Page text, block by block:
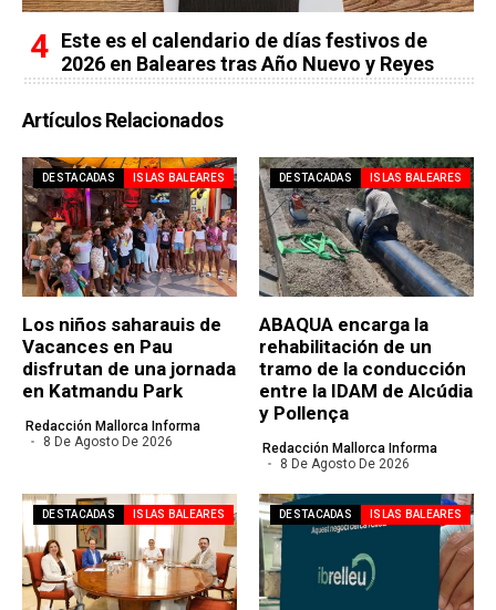
Este es el calendario de días festivos de
2026 en Baleares tras Año Nuevo y Reyes
Artículos Relacionados
DESTACADAS ISLAS BALEARES
Los niños saharauis de
Vacances en Pau
disfrutan de una jornada
en Katmandu Park
Redacción Mallorca Informa
8 De Agosto De 2026
DESTACADAS ISLAS BALEARES
ABAQUA encarga la
rehabilitación de un
tramo de la conducción
entre la IDAM de Alcúdia
y Pollença
Redacción Mallorca Informa
8 De Agosto De 2026
DESTACADAS ISLAS BALEARES DESTACADAS ISLAS BALEARES